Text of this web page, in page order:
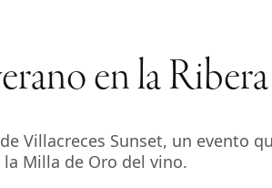
en la
Villacreces Sunset, un evento
Milla de Oro del vino.